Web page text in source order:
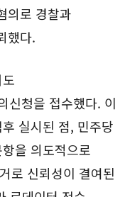
의로 경찰과
했다.
신청을 접수했다. 이
실시된 점, 민주당
을 의도적으로
로 신뢰성이 결여된